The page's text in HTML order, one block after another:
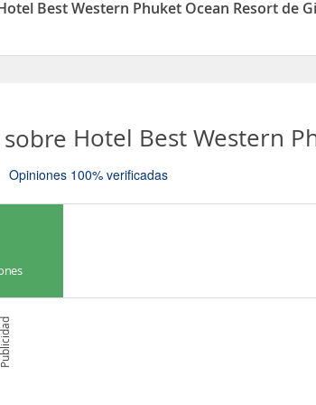
Best Western Phuket Ocean Resort de
Hotel Best Western
Opiniones 100% verificadas
Publicidad